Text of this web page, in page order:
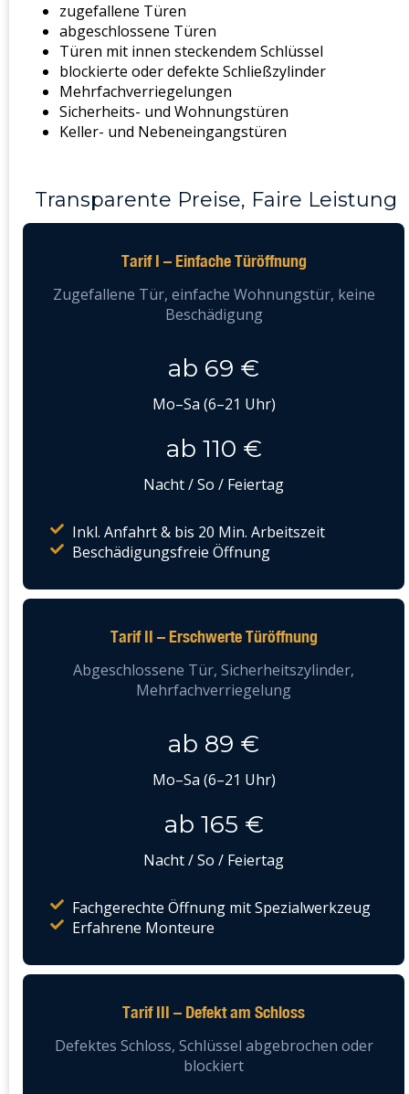
zugefallene Türen
abgeschlossene Türen
Türen mit innen steckendem Schlüssel
blockierte oder defekte Schließzylinder
Mehrfachverriegelungen
Sicherheits- und Wohnungstüren
Keller- und Nebeneingangstüren
Transparente Preise, Faire Leistung
Tarif I – Einfache Türöffnung
Zugefallene Tür, einfache Wohnungstür, keine
Beschädigung
ab 69 €
Mo–Sa (6–21 Uhr)
ab 110 €
Nacht / So / Feiertag
Inkl. Anfahrt & bis 20 Min. Arbeitszeit
Beschädigungsfreie Öffnung
Tarif II – Erschwerte Türöffnung
Abgeschlossene Tür, Sicherheitszylinder,
Mehrfachverriegelung
ab 89 €
Mo–Sa (6–21 Uhr)
ab 165 €
Nacht / So / Feiertag
Fachgerechte Öffnung mit Spezialwerkzeug
Erfahrene Monteure
Tarif III – Defekt am Schloss
Defektes Schloss, Schlüssel abgebrochen oder
blockiert